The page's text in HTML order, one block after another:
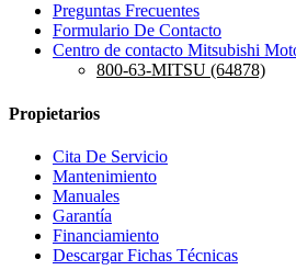
Preguntas Frecuentes
Formulario De Contacto
Centro de contacto Mitsubishi
800-63-MITSU (64878)
Propietarios
Cita De Servicio
Mantenimiento
Manuales
Garantía
Financiamiento
Descargar Fichas Técnicas